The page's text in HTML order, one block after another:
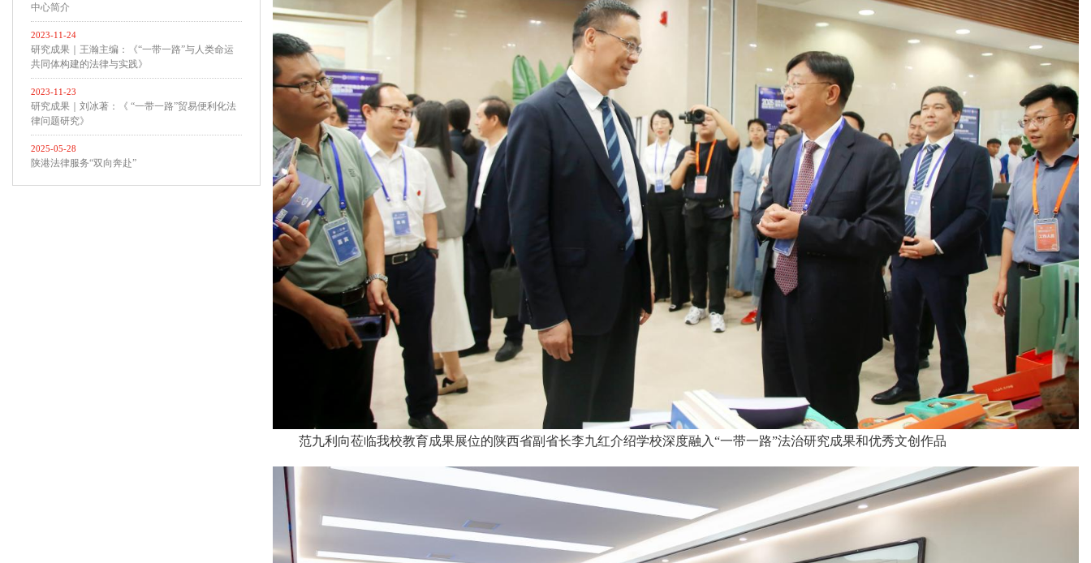
中心简介
2023-11-24
研究成果｜王瀚主编：《“一带一路”与人类命运
共同体构建的法律与实践》
2023-11-23
研究成果｜刘冰著：《 “一带一路”贸易便利化法
律问题研究》
2025-05-28
陕港法律服务“双向奔赴”
范九利向莅临我校教育成果展位的陕西省副省长李九红介绍学校深度融入“一带一路”法治研究成果和优秀文创作品